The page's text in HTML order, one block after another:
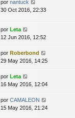
por nantuck
30 Oct 2016, 22:33
por Leta
12 Jun 2016, 12:52
por Roberbond
29 May 2016, 14:25
por Leta
16 May 2016, 12:04
por CAMALEON
15 May 2016, 21:24